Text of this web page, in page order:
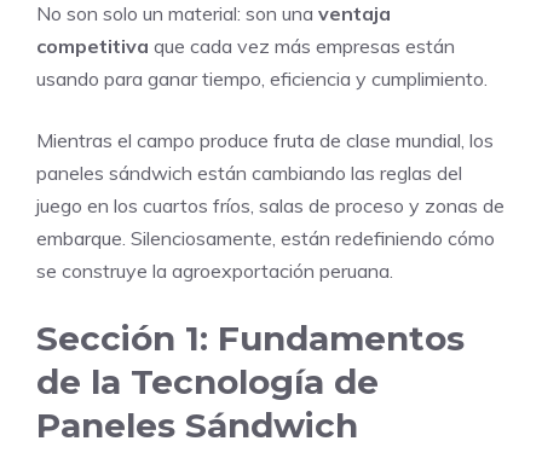
No son solo un material: son una ventaja
competitiva que cada vez más empresas están
usando para ganar tiempo, eficiencia y cumplimiento.
Mientras el campo produce fruta de clase mundial, los
paneles sándwich están cambiando las reglas del
juego en los cuartos fríos, salas de proceso y zonas de
embarque. Silenciosamente, están redefiniendo cómo
se construye la agroexportación peruana.
Sección 1: Fundamentos
de la Tecnología de
Paneles Sándwich